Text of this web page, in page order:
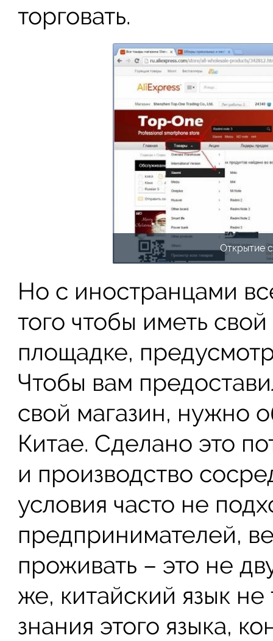
торговать.
Открытие
Но с иностранцами
того чтобы иметь
площадке,
Чтобы вам
свой магазин, нужно
Китае. Сделано это
и производство
условия часто не
предпринимателей,
проживать – это не
же, китайский язык не
знания этого языка,